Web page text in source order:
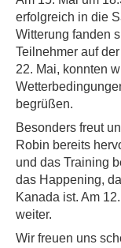
erfolgreich in die
Witterung fanden
Teilnehmer auf
22. Mai, konnten
begrüßen.
Besonders freut
Robin bereits
und das Training
das Happening,
Kanada ist. Am
weiter.
Wir freuen uns